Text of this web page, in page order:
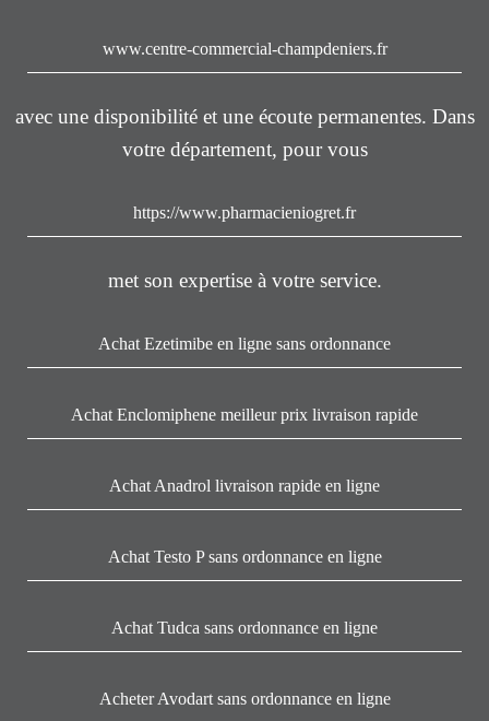
www.centre-commercial-champdeniers.fr
avec une disponibilité et une écoute permanentes. Dans
votre département, pour vous
https://www.pharmacieniogret.fr
met son expertise à votre service.
Achat Ezetimibe en ligne sans ordonnance
Achat Enclomiphene meilleur prix livraison rapide
Achat Anadrol livraison rapide en ligne
Achat Testo P sans ordonnance en ligne
Achat Tudca sans ordonnance en ligne
Acheter Avodart sans ordonnance en ligne